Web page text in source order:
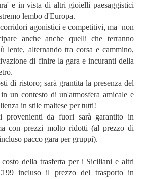
e in vista di altri gioielli paesaggistici
lembo d'Europa.
agonistici e competitivi, ma non
anche anche quelli che terranno
lente, alternando tra corsa e cammino,
di finire la gara e incuranti della
di ristoro; sarà grantita la presenza del
un contesto di un'atmosfera amicale e
in stile maltese per tutti!
provenienti da fuori sarà garantito in
con prezzi molto ridotti (al prezzo di
pacco gara per gruppi).
della trasferta per i Siciliani e altri
incluso il prezzo del trasporto in